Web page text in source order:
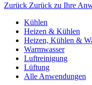
Zurück Zurück zu Ihre
Kühlen
Heizen & Kühlen
Heizen, Kühlen &
Warmwasser
Luftreinigung
Lüftung
Alle Anwendungen